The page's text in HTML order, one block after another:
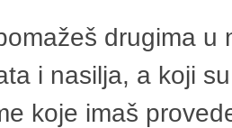
drugima
i nasilja, a koji
koje imaš